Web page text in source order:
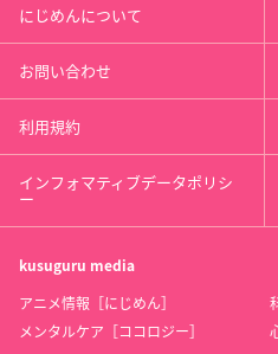
にじめんについて
お問い合わせ
利用規約
インフォマティブデータポリシ
ー
kusuguru media
アニメ情報［にじめん］
メンタルケア［ココロジー］